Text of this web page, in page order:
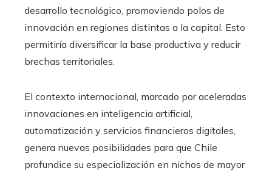
desarrollo tecnológico, promoviendo polos de
innovación en regiones distintas a la capital. Esto
permitiría diversificar la base productiva y reducir
brechas territoriales.
El contexto internacional, marcado por aceleradas
innovaciones en inteligencia artificial,
automatización y servicios financieros digitales,
genera nuevas posibilidades para que Chile
profundice su especialización en nichos de mayor